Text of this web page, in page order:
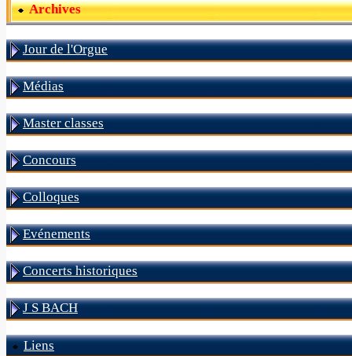
Archives
Jour de l'Orgue
Médias
Master classes
Concours
Colloques
Evénements
Concerts historiques
J S BACH
Liens